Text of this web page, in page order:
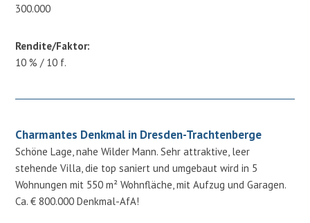
300.000
Rendite/Faktor:
10 % / 10 f.
Charmantes Denkmal in Dresden-Trachtenberge
Schöne Lage, nahe Wilder Mann. Sehr attraktive, leer
stehende Villa, die top saniert und umgebaut wird in 5
Wohnungen mit 550 m² Wohnfläche, mit Aufzug und Garagen.
Ca. € 800.000 Denkmal-AfA!